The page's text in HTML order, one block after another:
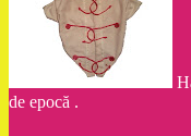
de epocă .